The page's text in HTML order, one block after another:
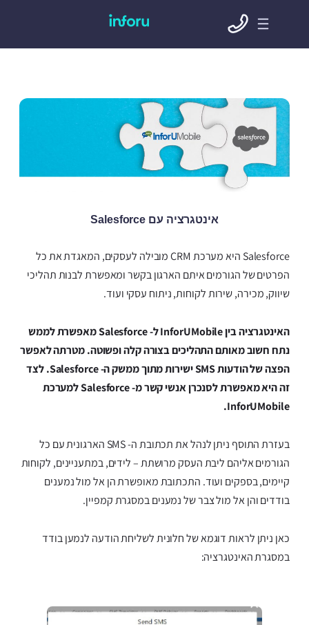
אינטגרציה עם Salesforce
Salesforce היא מערכת CRM מובילה לעסקים, המאגדת את כל
הפרטים של הגורמים איתם הארגון בקשר ומאפשרת לבנות תהליכי
שיווק, מכירה, שירות לקוחות, ניתוח עסקי ועוד.
האינטגרציה בין InforUMobile ל- Salesforce מאפשרת לממש
נתח חשוב מאותם התהליכים בצורה קלה ופשוטה. מטרתה לאפשר
הפצה של הודעות SMS ישירות מתוך ממשק ה- Salesforce. לצד
זה היא מאפשרת לסנכרן אנשי קשר מ- Salesforce למערכת
InforUMobile.
בעזרת התוסף ניתן לנהל את תכתובת ה- SMS הארגונית עם כל
הגורמים אליהם ליבת העסק מרושתת – לידים, במתעניינים, לקוחות
קיימים, בספקים ועוד. התכתובת מאופשרת הן אל מול נמענים
בודדים והן אל מול צבר של נמענים במסגרת קמפיין.
כאן ניתן לראות דוגמא של חלונית לשליחת הודעה לנמען בודד
במסגרת האינטגרציה: